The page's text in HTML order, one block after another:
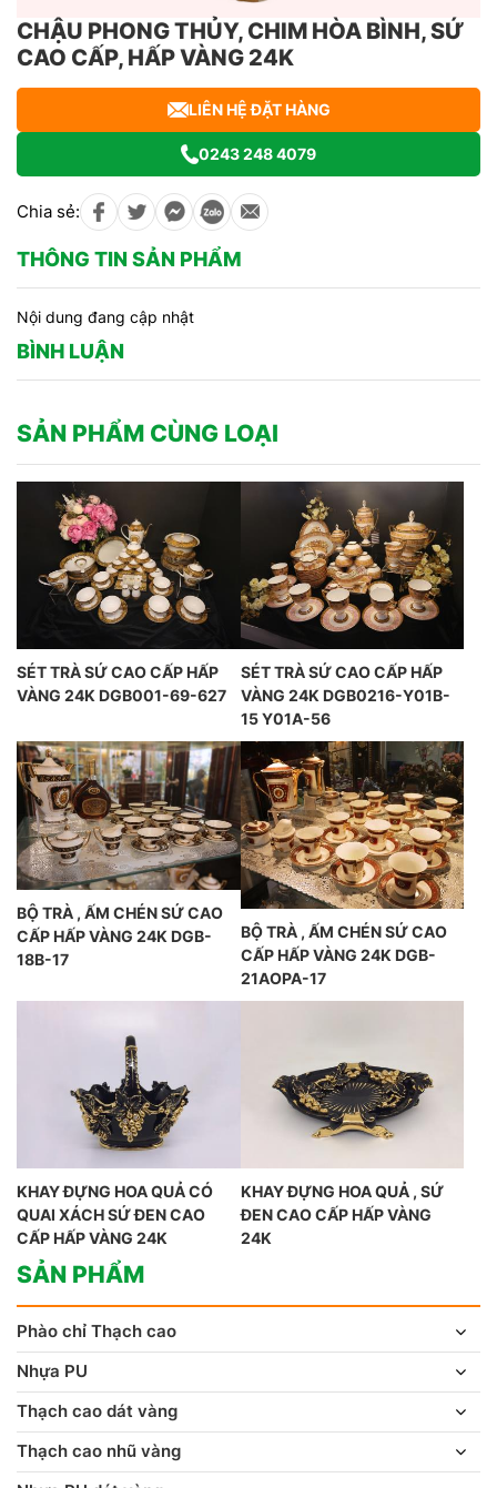
CHẬU PHONG THỦY, CHIM HÒA BÌNH, SỨ
CAO CẤP, HẤP VÀNG 24K
LIÊN HỆ ĐẶT HÀNG
0243 248 4079
Chia sẻ:
THÔNG TIN SẢN PHẨM
Nội dung đang cập nhật
BÌNH LUẬN
SẢN PHẨM CÙNG LOẠI
SÉT TRÀ SỨ CAO CẤP HẤP
VÀNG 24K DGB001-69-627
SÉT TRÀ SỨ CAO CẤP HẤP
VÀNG 24K DGB0216-Y01B-
15 Y01A-56
BỘ TRÀ , ẤM CHÉN SỨ CAO
CẤP HẤP VÀNG 24K DGB-
18B-17
BỘ TRÀ , ẤM CHÉN SỨ CAO
CẤP HẤP VÀNG 24K DGB-
21AOPA-17
KHAY ĐỰNG HOA QUẢ CÓ
QUAI XÁCH SỨ ĐEN CAO
CẤP HẤP VÀNG 24K
KHAY ĐỰNG HOA QUẢ , SỨ
ĐEN CAO CẤP HẤP VÀNG
24K
SẢN PHẨM
Phào chỉ Thạch cao
Nhựa PU
Thạch cao dát vàng
Thạch cao nhũ vàng